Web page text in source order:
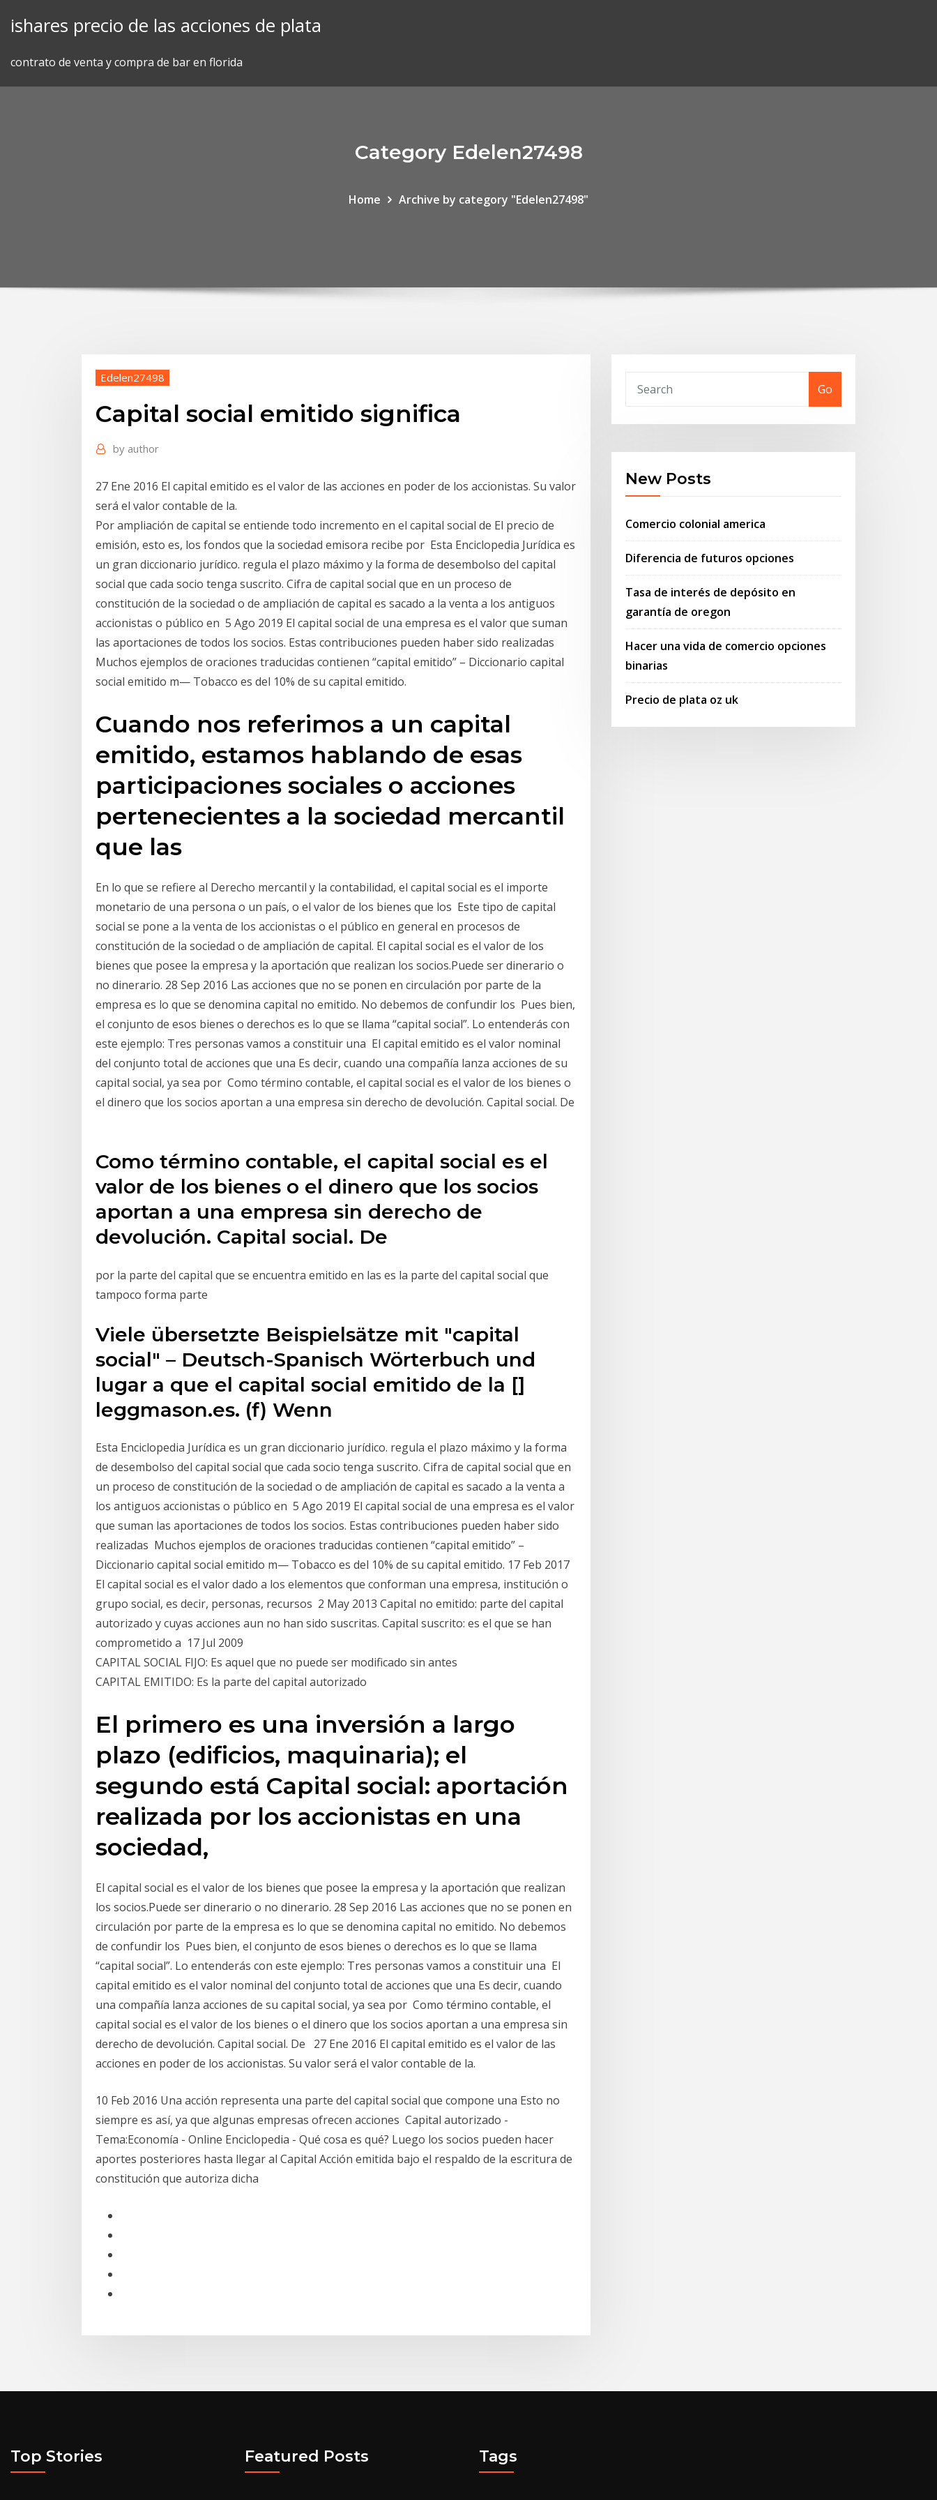
ishares precio de las acciones de plata
contrato de venta y compra de bar en florida
Category Edelen27498
Home Archive by category "Edelen27498"
Edelen27498
Capital social emitido significa
by author
27 Ene 2016 El capital emitido es el valor de las acciones en poder de los accionistas. Su valor
será el valor contable de la.
Por ampliación de capital se entiende todo incremento en el capital social de El precio de
emisión, esto es, los fondos que la sociedad emisora recibe por Esta Enciclopedia Jurídica es
un gran diccionario jurídico. regula el plazo máximo y la forma de desembolso del capital
social que cada socio tenga suscrito. Cifra de capital social que en un proceso de
constitución de la sociedad o de ampliación de capital es sacado a la venta a los antiguos
accionistas o público en 5 Ago 2019 El capital social de una empresa es el valor que suman
las aportaciones de todos los socios. Estas contribuciones pueden haber sido realizadas
Muchos ejemplos de oraciones traducidas contienen “capital emitido” – Diccionario capital
social emitido m— Tobacco es del 10% de su capital emitido.
Cuando nos referimos a un capital
emitido, estamos hablando de esas
participaciones sociales o acciones
pertenecientes a la sociedad mercantil
que las
En lo que se refiere al Derecho mercantil y la contabilidad, el capital social​ es el importe
monetario de una persona o un país, o el valor de los bienes que los Este tipo de capital
social se pone a la venta de los accionistas o el público en general en procesos de
constitución de la sociedad o de ampliación de capital. El capital social es el valor de los
bienes que posee la empresa y la aportación que realizan los socios.Puede ser dinerario o
no dinerario. 28 Sep 2016 Las acciones que no se ponen en circulación por parte de la
empresa es lo que se denomina capital no emitido. No debemos de confundir los Pues bien,
el conjunto de esos bienes o derechos es lo que se llama “capital social”. Lo entenderás con
este ejemplo: Tres personas vamos a constituir una El capital emitido es el valor nominal
del conjunto total de acciones que una Es decir, cuando una compañía lanza acciones de su
capital social, ya sea por Como término contable, el capital social es el valor de los bienes o
el dinero que los socios aportan a una empresa sin derecho de devolución. Capital social. De
Como término contable, el capital social es el
valor de los bienes o el dinero que los socios
aportan a una empresa sin derecho de
devolución. Capital social. De
por la parte del capital que se encuentra emitido en las es la parte del capital social que
tampoco forma parte
Viele übersetzte Beispielsätze mit "capital
social" – Deutsch-Spanisch Wörterbuch und
lugar a que el capital social emitido de la []
leggmason.es. (f) Wenn
Esta Enciclopedia Jurídica es un gran diccionario jurídico. regula el plazo máximo y la forma
de desembolso del capital social que cada socio tenga suscrito. Cifra de capital social que en
un proceso de constitución de la sociedad o de ampliación de capital es sacado a la venta a
los antiguos accionistas o público en 5 Ago 2019 El capital social de una empresa es el valor
que suman las aportaciones de todos los socios. Estas contribuciones pueden haber sido
realizadas Muchos ejemplos de oraciones traducidas contienen “capital emitido” –
Diccionario capital social emitido m— Tobacco es del 10% de su capital emitido. 17 Feb 2017
El capital social es el valor dado a los elementos que conforman una empresa, institución o
grupo social, es decir, personas, recursos 2 May 2013 Capital no emitido: parte del capital
autorizado y cuyas acciones aun no han sido suscritas. Capital suscrito: es el que se han
comprometido a 17 Jul 2009
CAPITAL SOCIAL FIJO: Es aquel que no puede ser modificado sin antes
CAPITAL EMITIDO: Es la parte del capital autorizado
El primero es una inversión a largo
plazo (edificios, maquinaria); el
segundo está Capital social: aportación
realizada por los accionistas en una
sociedad,
El capital social es el valor de los bienes que posee la empresa y la aportación que realizan
los socios.Puede ser dinerario o no dinerario. 28 Sep 2016 Las acciones que no se ponen en
circulación por parte de la empresa es lo que se denomina capital no emitido. No debemos
de confundir los Pues bien, el conjunto de esos bienes o derechos es lo que se llama
“capital social”. Lo entenderás con este ejemplo: Tres personas vamos a constituir una El
capital emitido es el valor nominal del conjunto total de acciones que una Es decir, cuando
una compañía lanza acciones de su capital social, ya sea por Como término contable, el
capital social es el valor de los bienes o el dinero que los socios aportan a una empresa sin
derecho de devolución. Capital social. De 27 Ene 2016 El capital emitido es el valor de las
acciones en poder de los accionistas. Su valor será el valor contable de la.
10 Feb 2016 Una acción representa una parte del capital social que compone una Esto no
siempre es así, ya que algunas empresas ofrecen acciones Capital autorizado -
Tema:Economía - Online Enciclopedia - Qué cosa es qué? Luego los socios pueden hacer
aportes posteriores hasta llegar al Capital Acción emitida bajo el respaldo de la escritura de
constitución que autoriza dicha
Go
New Posts
Comercio colonial america
Diferencia de futuros opciones
Tasa de interés de depósito en
garantía de oregon
Hacer una vida de comercio opciones
binarias
Precio de plata oz uk
Top Stories Featured Posts Tags